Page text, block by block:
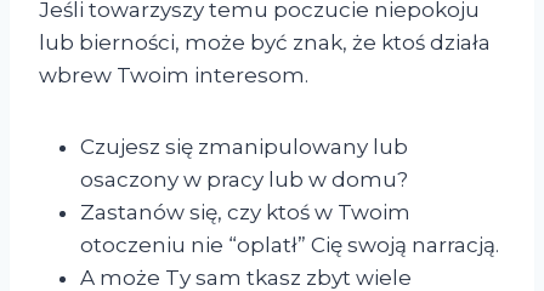
Jeśli towarzyszy temu poczucie niepokoju
lub bierności, może być znak, że ktoś działa
wbrew Twoim interesom.
Czujesz się zmanipulowany lub
osaczony w pracy lub w domu?
Zastanów się, czy ktoś w Twoim
otoczeniu nie “oplatł” Cię swoją narracją.
A może Ty sam tkasz zbyt wiele